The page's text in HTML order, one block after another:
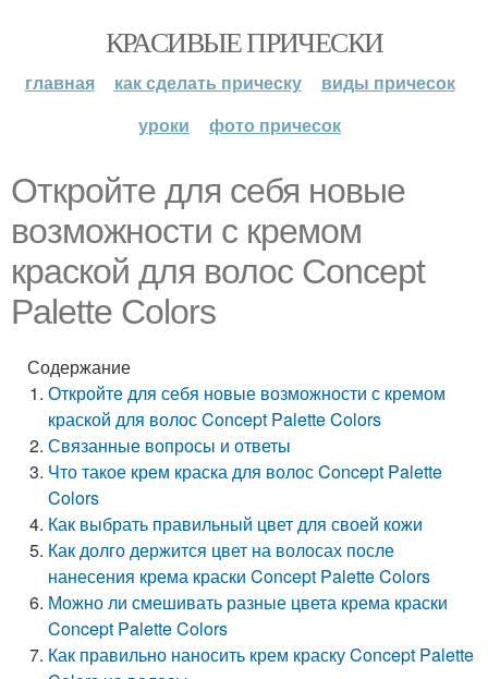
КРАСИВЫЕ ПРИЧЕСКИ
главная как сделать прическу
виды причесок
уроки
фото причесок
Откройте для себя новые
возможности с кремом
краской для волос Concept
Palette Colors
Содержание
Откройте для себя новые возможности с кремом
краской для волос Concept Palette Colors
Связанные вопросы и ответы
Что такое крем краска для волос Concept Palette
Colors
Как выбрать правильный цвет для своей кожи
Как долго держится цвет на волосах после
нанесения крема краски Concept Palette Colors
Можно ли смешивать разные цвета крема краски
Concept Palette Colors
Как правильно наносить крем краску Concept Palette